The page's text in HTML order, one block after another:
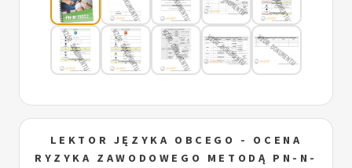
LEKTOR JĘZYKA OBCEGO - OCENA
RYZYKA ZAWODOWEGO METODĄ PN-N-